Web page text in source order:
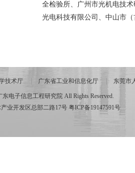
全检验所、广州市光机电技
光电科技有限公司、中山市
技术厅 广东省工业和信息化厅 东莞市
电子信息工程研究院 All Rights Reserved.
业开发区总部二路17号 粤ICP备19147591号